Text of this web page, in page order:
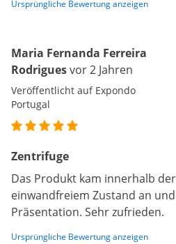
Ursprüngliche Bewertung anzeigen
Maria Fernanda Ferreira
Rodriguesvor 2 Jahren
Veröffentlicht auf Expondo
Portugal
Zentrifuge
Das Produkt kam innerhalb
einwandfreiem Zustand an
Präsentation. Sehr zufrieden.
Ursprüngliche Bewertung anzeigen